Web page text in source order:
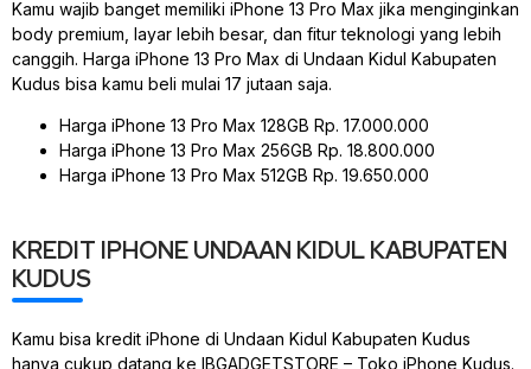
Kamu wajib banget memiliki iPhone 13 Pro Max jika menginginkan
body premium, layar lebih besar, dan fitur teknologi yang lebih
canggih. Harga iPhone 13 Pro Max di Undaan Kidul Kabupaten
Kudus bisa kamu beli mulai 17 jutaan saja.
Harga iPhone 13 Pro Max 128GB Rp. 17.000.000
Harga iPhone 13 Pro Max 256GB Rp. 18.800.000
Harga iPhone 13 Pro Max 512GB Rp. 19.650.000
KREDIT IPHONE UNDAAN KIDUL KABUPATEN
KUDUS
Kamu bisa kredit iPhone di Undaan Kidul Kabupaten Kudus
hanya cukup datang ke IBGADGETSTORE – Toko iPhone Kudus.